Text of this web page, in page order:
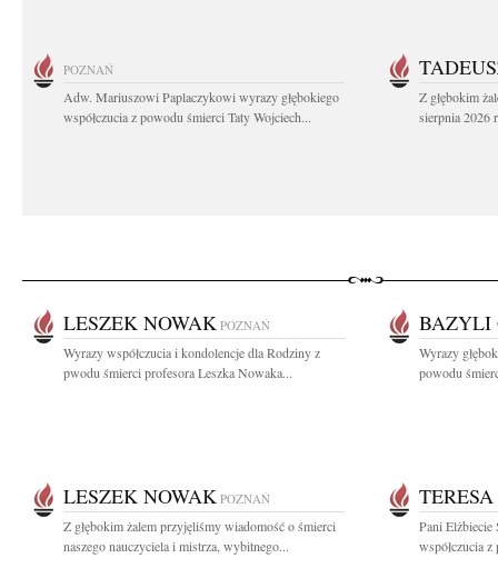
POZNAŃ
Adw. Mariuszowi Paplaczykowi wyrazy głębokiego
współczucia z powodu śmierci Taty Wojciech...
Z głębokim
sierpnia 2026
LESZEK NOWAK POZNAŃ
Wyrazy współczucia i kondolencje dla Rodziny z
pwodu śmierci profesora Leszka Nowaka...
BAZYLI
Wyrazy
powodu
LESZEK NOWAK POZNAŃ
Z głębokim żalem przyjęliśmy wiadomość o śmierci
naszego nauczyciela i mistrza, wybitnego...
Pani Elżbiecie
współczucia